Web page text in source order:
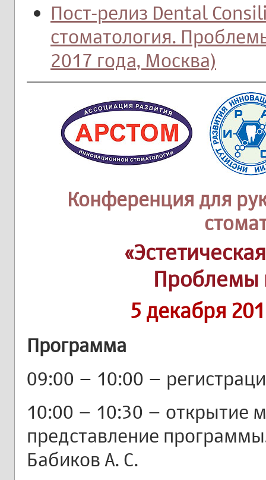
Пост-релиз Dental
стоматология.
2017 года, Москва)
Конференция для
Проблемы
5 декабря
Программа
09:00 – 10:00 –
10:00 – 10:30 – открытие
представление
Бабиков А. С.